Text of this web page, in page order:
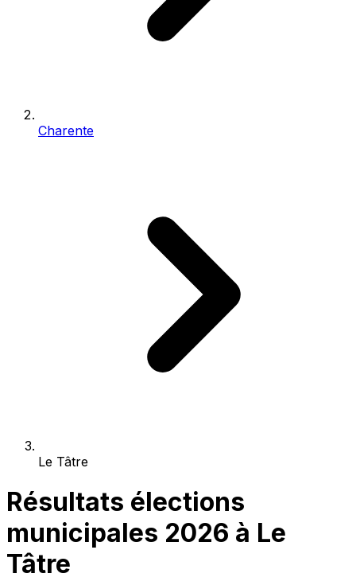
Charente
Le Tâtre
Résultats élections
municipales 2026 à Le
Tâtre